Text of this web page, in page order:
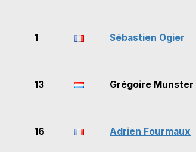
1 Sébastien Ogier
13 Grégoire Munster
16 Adrien Fourmaux